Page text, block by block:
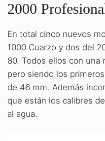
2000
En total cinco nuevos
1000 Cuarzo y dos del
80. Todos ellos con una
pero siendo los
de 46 mm. Además
que están los calibres
al agua.